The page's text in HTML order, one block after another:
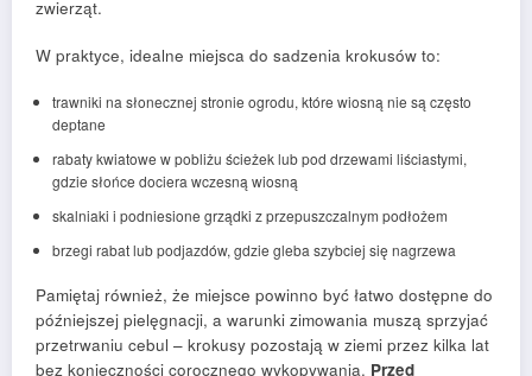
zwierząt.
W praktyce, idealne miejsca do sadzenia krokusów to:
trawniki na słonecznej stronie ogrodu, które wiosną nie są często
deptane
rabaty kwiatowe w pobliżu ścieżek lub pod drzewami liściastymi,
gdzie słońce dociera wczesną wiosną
skalniaki i podniesione grządki z przepuszczalnym podłożem
brzegi rabat lub podjazdów, gdzie gleba szybciej się nagrzewa
Pamiętaj również, że miejsce powinno być łatwo dostępne do
późniejszej pielęgnacji, a warunki zimowania muszą sprzyjać
przetrwaniu cebul – krokusy pozostają w ziemi przez kilka lat
bez konieczności corocznego wykopywania. Przed